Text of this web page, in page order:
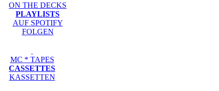
ON THE DECKS
PLAYLISTS
AUF SPOTIFY
FOLGEN
MC * TAPES
CASSETTES
KASSETTEN